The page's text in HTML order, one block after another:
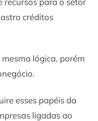
créditos
lógica, porém
esses papéis da
ligadas ao